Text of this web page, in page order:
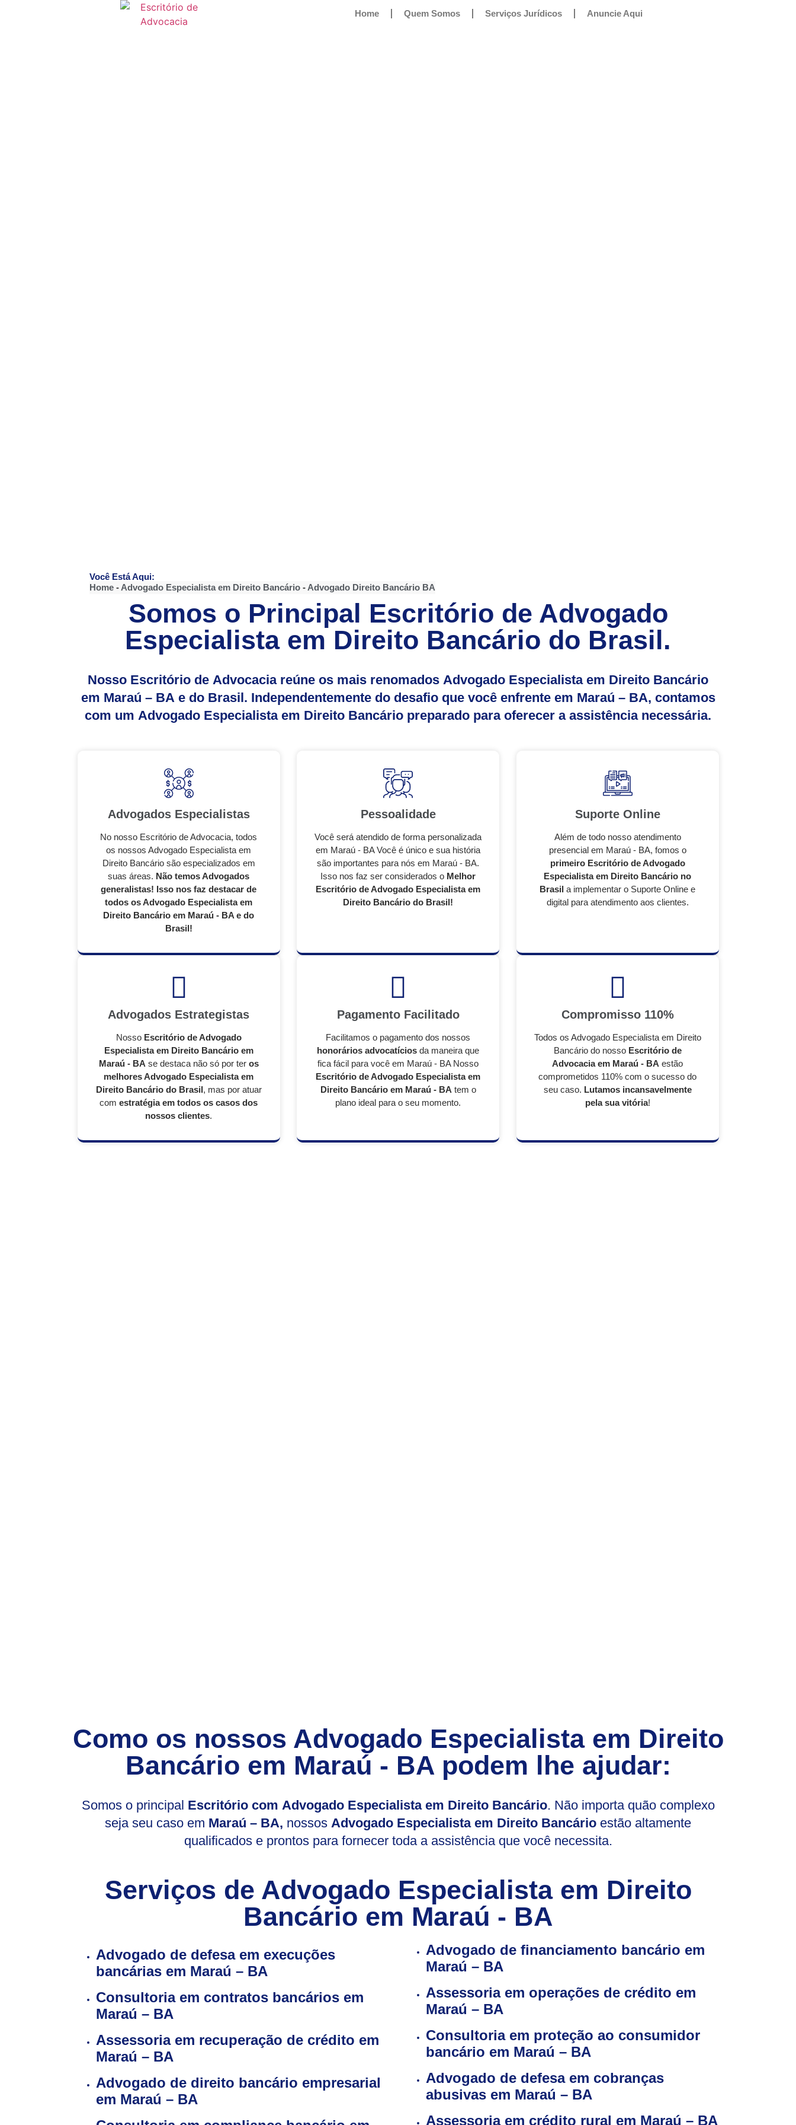
Home Quem Somos Serviços Jurídicos Anuncie Aqui
Você Está Aqui:
Home- Advogado Especialista em Direito Bancário- Advogado Direito Bancário BA
Somos o Principal Escritório de Advogado
Especialista em Direito Bancário do Brasil.
Nosso Escritório de Advocacia reúne os mais renomados Advogado Especialista em Direito Bancário
em Maraú – BA e do Brasil. Independentemente do desafio que você enfrente em Maraú – BA, contamos
com um Advogado Especialista em Direito Bancário preparado para oferecer a assistência necessária.
Advogados Especialistas
No nosso Escritório de Advocacia, todos
os nossos Advogado Especialista em
Direito Bancário são especializados em
suas áreas. Não temos Advogados
generalistas! Isso nos faz destacar de
todos os Advogado Especialista em
Direito Bancário em Maraú - BA e do
Brasil!
Pessoalidade
Você será atendido de forma personalizada
em Maraú - BA Você é único e sua história
são importantes para nós em Maraú - BA.
Isso nos faz ser considerados o Melhor
Escritório de Advogado Especialista em
Direito Bancário do Brasil!
Suporte Online
Além de todo nosso atendimento
presencial em Maraú - BA, fomos o
primeiro Escritório de Advogado
Especialista em Direito Bancário no
Brasil a implementar o Suporte Online e
digital para atendimento aos clientes.
Advogados Estrategistas
Nosso Escritório de Advogado
Especialista em Direito Bancário em
Maraú - BA se destaca não só por ter os
melhores Advogado Especialista em
Direito Bancário do Brasil, mas por atuar
com estratégia em todos os casos dos
nossos clientes.
Pagamento Facilitado
Facilitamos o pagamento dos nossos
honorários advocatícios da maneira que
fica fácil para você em Maraú - BA Nosso
Escritório de Advogado Especialista em
Direito Bancário em Maraú - BA tem o
plano ideal para o seu momento.
Compromisso 110%
Todos os Advogado Especialista em Direito
Bancário do nosso Escritório de
Advocacia em Maraú - BA estão
comprometidos 110% com o sucesso do
seu caso. Lutamos incansavelmente
pela sua vitória!
Como os nossos Advogado Especialista em Direito
Bancário em Maraú - BA podem lhe ajudar:
Somos o principal Escritório com Advogado Especialista em Direito Bancário. Não importa quão complexo
seja seu caso em Maraú – BA, nossos Advogado Especialista em Direito Bancário estão altamente
qualificados e prontos para fornecer toda a assistência que você necessita.
Serviços de Advogado Especialista em Direito
Bancário em Maraú - BA
Advogado de defesa em execuções
bancárias em Maraú – BA
Consultoria em contratos bancários em
Maraú – BA
Assessoria em recuperação de crédito em
Maraú – BA
Advogado de direito bancário empresarial
em Maraú – BA
Advogado de financiamento bancário em
Maraú – BA
Assessoria em operações de crédito em
Maraú – BA
Consultoria em proteção ao consumidor
bancário em Maraú – BA
Advogado de defesa em cobranças
abusivas em Maraú – BA
Assessoria em crédito rural em Maraú – BA